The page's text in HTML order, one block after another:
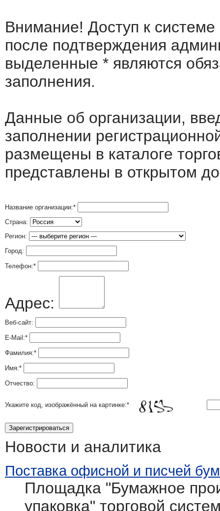
Внимание! Доступ к
после подтверждения
выделенные * являются
заполнения.
Данные об организации,
заполнении
размещены в каталоге
представлены в открытом
Название организации:*
Страна:
Регион:
Город:
Телефон:*
Адрес:
Веб-сайт:
E-Mail:*
Фамилия:*
Имя:*
Отчество:
Укажите код, изображённый на картинке:*
Новости и аналитика
Поставка офисной и писчей
Площадка "Бумажное
упаковка" торговой